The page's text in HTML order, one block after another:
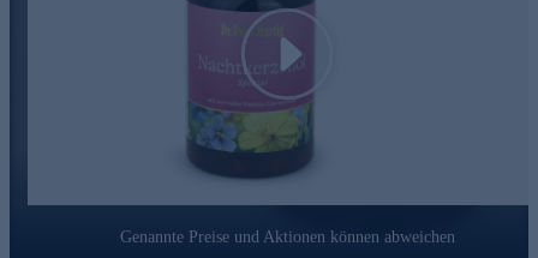
Nutzen Sie die Gelegenheit - schnell online bestellen.
Play
Genannte Preise und Aktionen können abweichen